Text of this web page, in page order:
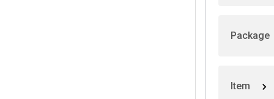
Package
Item